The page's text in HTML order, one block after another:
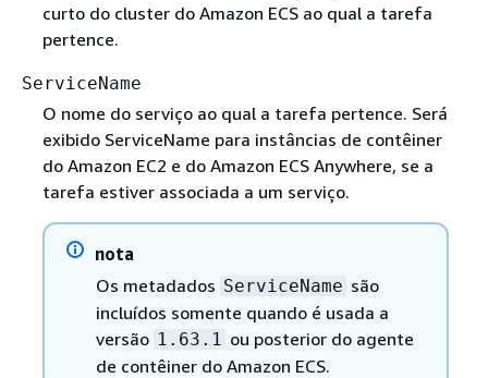
curto do cluster do Amazon ECS ao qual a tarefa
pertence.
ServiceName
O nome do serviço ao qual a tarefa pertence. Será
exibido ServiceName para instâncias de contêiner
do Amazon EC2 e do Amazon ECS Anywhere, se a
tarefa estiver associada a um serviço.
nota
Os metadados ServiceName são
incluídos somente quando é usada a
versão 1.63.1 ou posterior do agente
de contêiner do Amazon ECS.